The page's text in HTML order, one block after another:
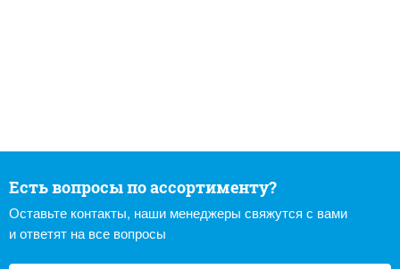
Есть вопросы по ассортименту?
Оставьте контакты, наши менеджеры свяжутся с вами
и ответят на все вопросы